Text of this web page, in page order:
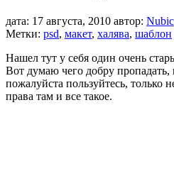
дата: 17 августа, 2010 автор: Nubic
Метки: psd, макет, халява, шаблон
Нашел тут у себя один очень
Вот думаю чего добру пропадать,
пожалуйста пользуйтесь, только
права там и все такое.